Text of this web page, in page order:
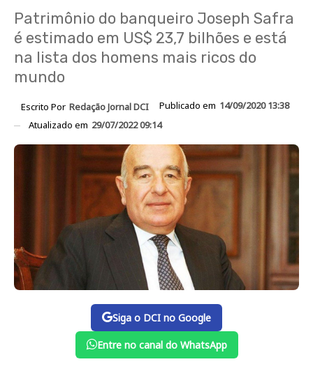
Patrimônio do banqueiro Joseph Safra
é estimado em US$ 23,7 bilhões e está
na lista dos homens mais ricos do
mundo
Escrito Por Redação Jornal DCI Publicado em 14/09/2020 13:38
Atualizado em 29/07/2022 09:14
Siga o DCI no Google
Entre no canal do WhatsApp